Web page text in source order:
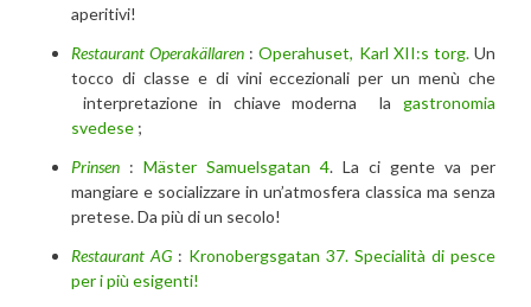
aperitivi!
Restaurant Operakällaren :Operahuset, Karl XII:s torg.Un
tocco di classe e di vini eccezionali per un menù che
interpretazione in chiave moderna la gastronomia
svedese ;
Prinsen : Mäster Samuelsgatan 4. La ci gente va per
mangiare e socializzare in un’atmosfera classica ma senza
pretese. Da più di un secolo!
Restaurant AG : Kronobergsgatan 37. Specialità di pesce
per i più esigenti!